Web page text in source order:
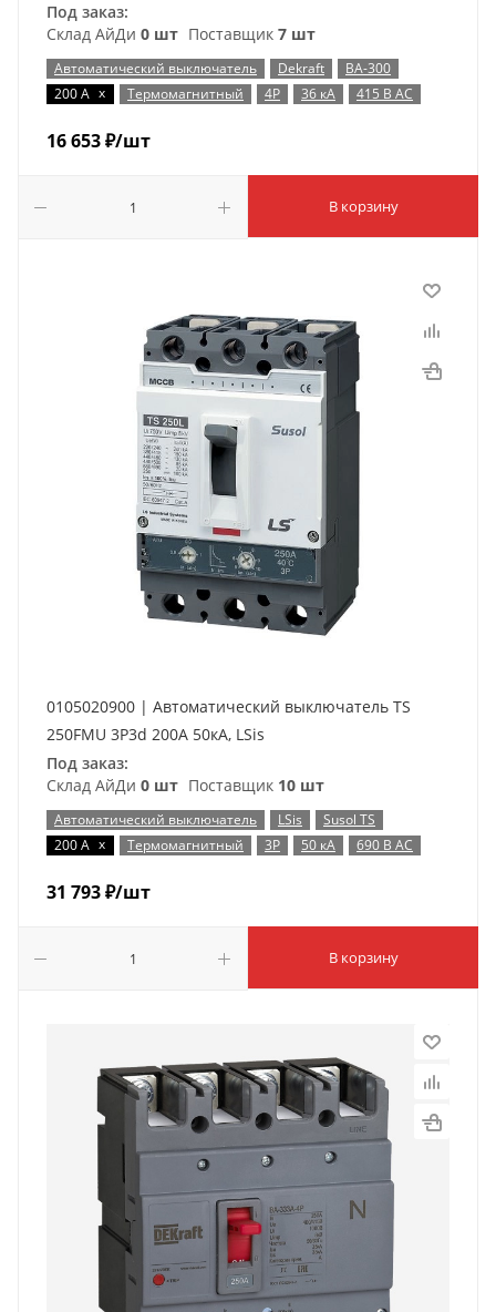
Под заказ:
Склад АйДи 0 шт Поставщик 7 шт
Автоматический выключатель Dekraft
ВА-300
200 А x Термомагнитный 4P 36 кА 415 В AC
16 653₽/шт
В корзину
0105020900 | Автоматический выключатель TS
250FMU 3P3d 200А 50кА, LSis
Под заказ:
Склад АйДи 0 шт Поставщик 10 шт
Автоматический выключатель LSis
Susol TS
200 А x Термомагнитный 3P 50 кА 690 В AC
31 793₽/шт
В корзину